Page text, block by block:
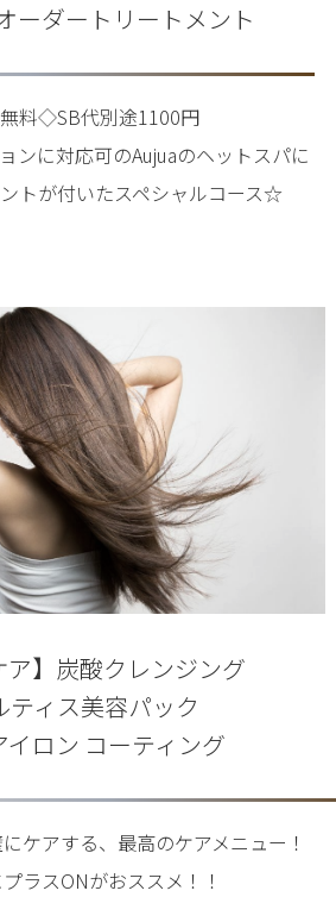
ーダートリートメント
料◇SB代別途1100円
ンに対応可のAujuaのヘットスパに
トが付いたスペシャルコース☆
ア】炭酸クレンジング
ティス美容パック
イロン コーティング
ケアする、最高のケアメニュー！
ラスONがおススメ！！